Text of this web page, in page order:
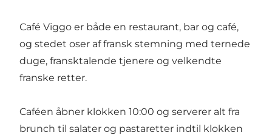
Café Viggo er både en restaurant, bar og café,
og stedet oser af fransk stemning med ternede
duge, fransktalende tjenere og velkendte
franske retter.
Caféen åbner klokken 10:00 og serverer alt fra
brunch til salater og pastaretter indtil klokken